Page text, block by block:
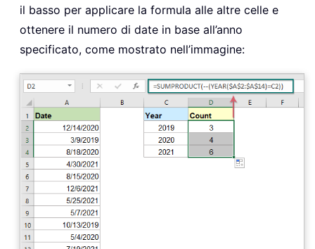
il basso per applicare la formula alle altre celle e
ottenere il numero di date in base all’anno
specificato, come mostrato nell’immagine: